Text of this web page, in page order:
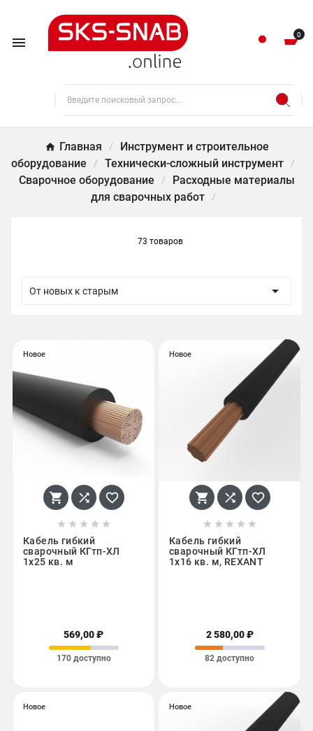
 0
Главная
Инструмент и строительное
оборудование
Технически-сложный инструмент
Сварочное оборудование
Расходные материалы
для сварочных работ
73 товаров
От новых к старым 
Новое
  
    
Кабель гибкий
сварочный КГтп-ХЛ
1х25 кв. м
569,00 ₽
170 доступно
Новое
  
    
Кабель гибкий
сварочный КГтп-ХЛ
1х16 кв. м, REXANT
2 580,00 ₽
82 доступно
Новое Новое